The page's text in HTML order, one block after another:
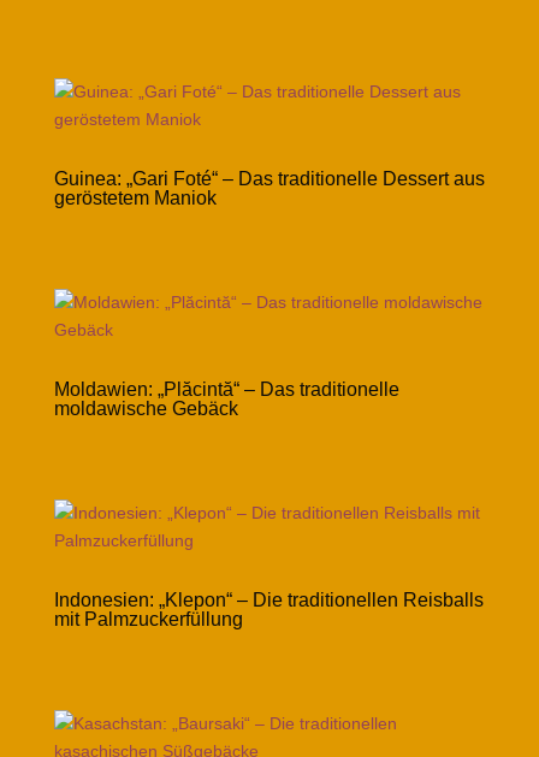
Guinea: „Gari Foté“ – Das traditionelle Dessert aus
geröstetem Maniok
Moldawien: „Plăcintă“ – Das traditionelle
moldawische Gebäck
Indonesien: „Klepon“ – Die traditionellen Reisballs
mit Palmzuckerfüllung